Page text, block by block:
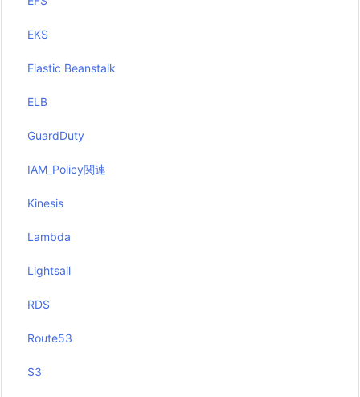
EKS
Elastic Beanstalk
ELB
GuardDuty
IAM_Policy関連
Kinesis
Lambda
Lightsail
RDS
Route53
S3